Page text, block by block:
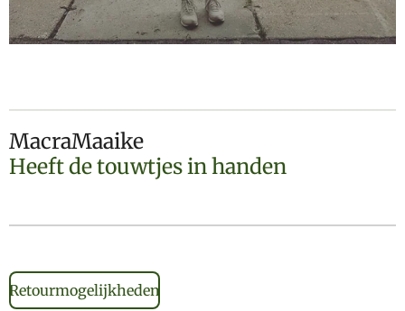
MacraMaaike
Heeft de touwtjes in handen
Retourmogelijkheden